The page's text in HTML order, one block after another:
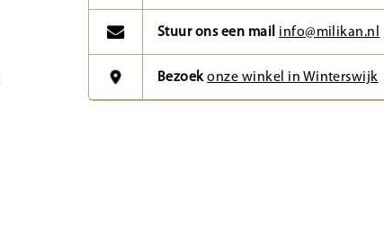
Stuur ons een mail info@milikan.nl
Bezoekonze winkel in Winterswijk